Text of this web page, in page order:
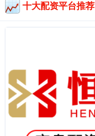
十大配资平台推荐